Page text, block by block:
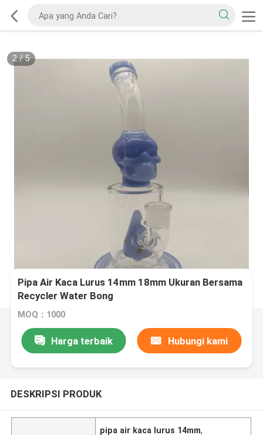
2/5
Pipa Air Kaca Lurus 14mm 18mm Ukuran Bersama
Recycler Water Bong
MOQ：1000
Harga terbaik Hubungi kami
DESKRIPSI PRODUK
pipa air kaca lurus 14mm,